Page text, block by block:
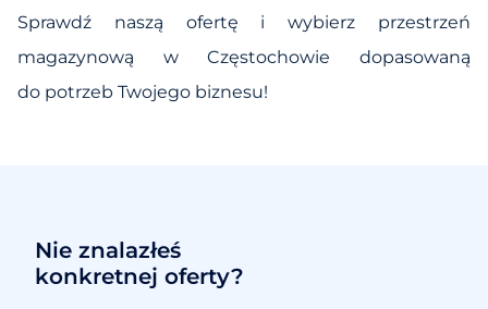
Sprawdź naszą ofertę i wybierz przestrzeń
magazynową w Częstochowie dopasowaną
do potrzeb Twojego biznesu!
Nie znalazłeś
konkretnej oferty?